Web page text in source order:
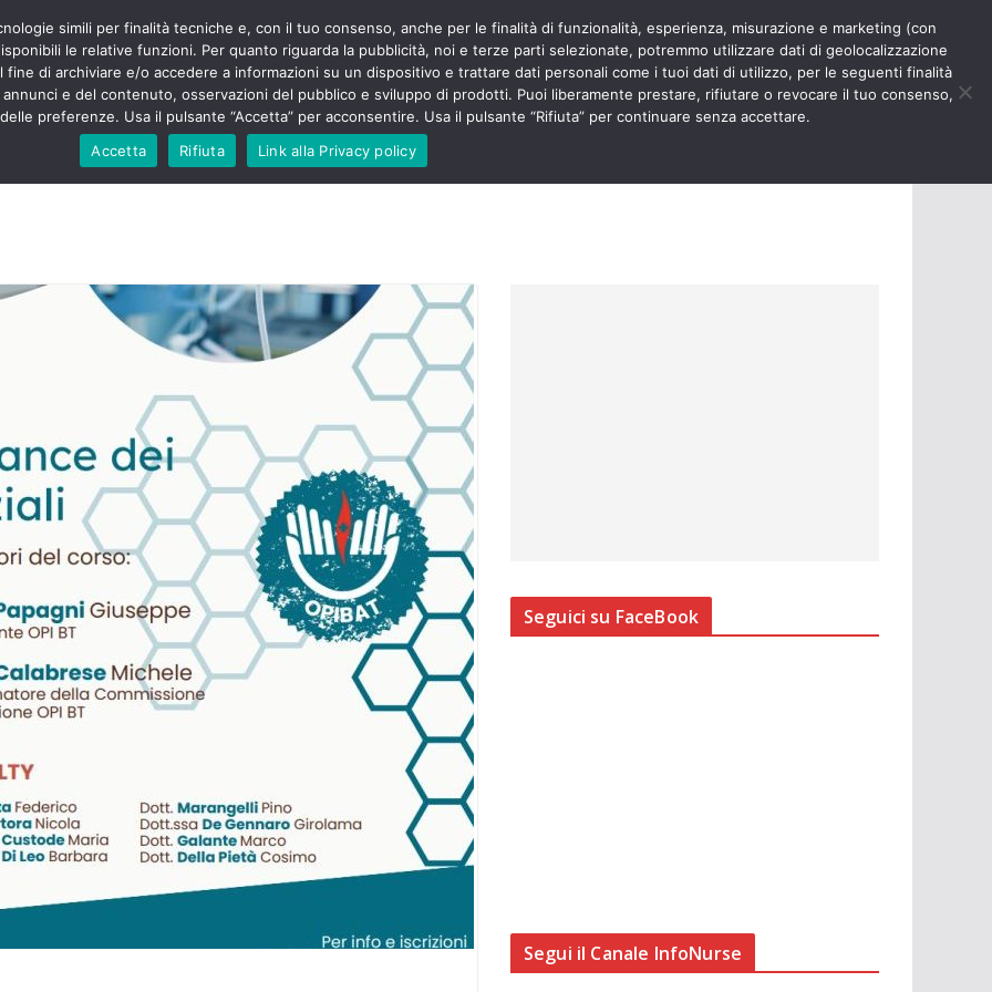
sono
senza
aggressioni
“tagli e
proclamato lo
Up contro
e
Up:
POLITICA STUDENTI SALUTE COMUNICATI CURIOSITÀ NURSE TIMES
Seguici su FaceBook
Segui il Canale InfoNurse
simili per finalità tecniche e, con il tuo consenso, anche per le finalità di funzionalità, esperienza, misurazione e marketing (con
le relative funzioni. Per quanto riguarda la pubblicità, noi e terze parti selezionate, potremmo utilizzare dati di geolocalizzazione
fine di archiviare e/o accedere a informazioni su un dispositivo e trattare dati personali come i tuoi dati di utilizzo, per le seguenti finalità
e del contenuto, osservazioni del pubblico e sviluppo di prodotti. Puoi liberamente prestare, rifiutare o revocare il tuo consenso,
preferenze. Usa il pulsante “Accetta” per acconsentire. Usa il pulsante “Rifiuta” per continuare senza accettare.
Accetta
Rifiuta Link alla Privacy policy